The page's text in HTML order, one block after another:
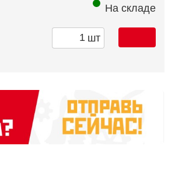
На складе
шт